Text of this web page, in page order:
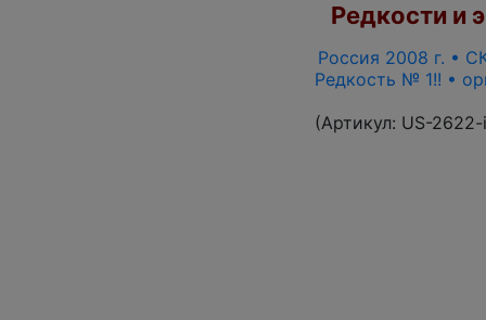
Редкости и
Россия 2008 г. •
Редкость № 1!! •
(Артикул: US-